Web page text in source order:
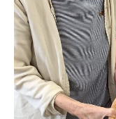
特定非営利活動法
一般社団法人フード
特定非営利活動法
株式会社アメック